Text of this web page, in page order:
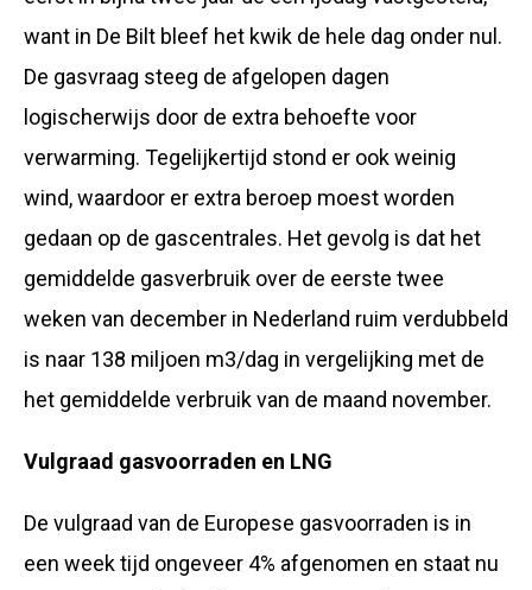
want in De Bilt bleef het kwik de hele dag onder nul.
De gasvraag steeg de afgelopen dagen
logischerwijs door de extra behoefte voor
verwarming. Tegelijkertijd stond er ook weinig
wind, waardoor er extra beroep moest worden
gedaan op de gascentrales. Het gevolg is dat het
gemiddelde gasverbruik over de eerste twee
weken van december in Nederland ruim verdubbeld
is naar 138 miljoen m3/dag in vergelijking met de
het gemiddelde verbruik van de maand november.
Vulgraad gasvoorraden en LNG
De vulgraad van de Europese gasvoorraden is in
een week tijd ongeveer 4% afgenomen en staat nu